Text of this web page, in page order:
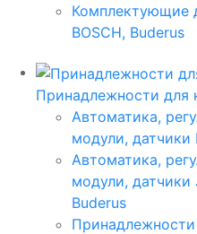
Комплектующие
BOSCH, Buderus
Принадлежности для
Автоматика,
модули, датчики
Автоматика,
модули, датчики
Buderus
Принадлежности